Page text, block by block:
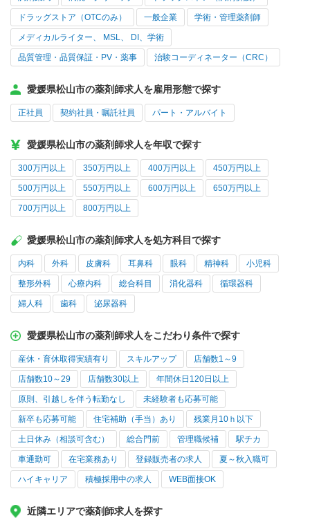
ドラッグストア（OTCのみ） 一般企業 学術・管理薬剤師
メディカルライター、 MSL、 DI、学術
品質管理・品質保証・PV・薬事 治験コーディネーター（CRC）
愛媛県松山市の薬剤師求人を雇用形態で探す
正社員 契約社員・嘱託社員 パート・アルバイト
愛媛県松山市の薬剤師求人を年収で探す
300万円以上 350万円以上 400万円以上 450万円以上
500万円以上 550万円以上 600万円以上 650万円以上
700万円以上 800万円以上
愛媛県松山市の薬剤師求人を処方科目で探す
内科 外科 皮膚科 耳鼻科 眼科 精神科 小児科
整形外科 心療内科 総合科目 消化器科 循環器科
婦人科 歯科 泌尿器科
愛媛県松山市の薬剤師求人をこだわり条件で探す
産休・育休取得実績有り スキルアップ 店舗数1～9
店舗数10～29 店舗数30以上 年間休日120日以上
原則、引越しを伴う転勤なし 未経験者も応募可能
新卒も応募可能 住宅補助（手当）あり 残業月10ｈ以下
土日休み（相談可含む） 総合門前 管理職候補 駅チカ
車通勤可 在宅業務あり 登録販売者の求人 夏～秋入職可
ハイキャリア 積極採用中の求人 WEB面接OK
近隣エリアで薬剤師求人を探す